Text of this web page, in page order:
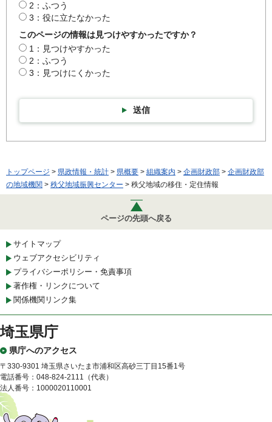
2：ふつう
3：役に立たなかった
このページの情報は見つけやすかったですか？
1：見つけやすかった
2：ふつう
3：見つけにくかった
送信
トップページ > 県政情報・統計 > 県概要 > 組織案内 > 企画財政部 > 企画財政部
の地域機関 > 秩父地域振興センター > 秩父地域の移住・定住情報
ページの先頭へ戻る
サイトマップ
ウェブアクセシビリティ
プライバシーポリシー・免責事項
著作権・リンクについて
関係機関リンク集
埼玉県庁
県庁へのアクセス
〒330-9301 埼玉県さいたま市浦和区高砂三丁目15番1号
電話番号：048-824-2111（代表）
法人番号：1000020110001